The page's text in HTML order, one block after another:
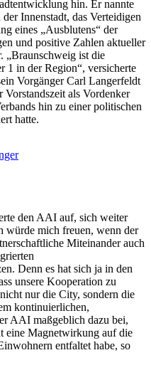
hin. Er nannte
Innenstadt, das Verteidigen
eines „Ausblutens“ der
und positive Zahlen aktueller
„Braunschweig ist die
1 in der Region“, versicherte
Vorgänger Carl Langerfeldt
als Vordenker
hin zu einer politischen
hatte.
den AAI auf, sich weiter
würde mich freuen, wenn der
Miteinander auch
Denn es hat sich ja in den
unsere Kooperation zu
nur die City, sondern die
kontinuierlichen,
AAI maßgeblich dazu bei,
eine Magnetwirkung auf die
entfaltet habe, so